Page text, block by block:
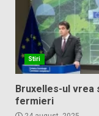
Stiri
Bruxelles-ul vrea
fermieri